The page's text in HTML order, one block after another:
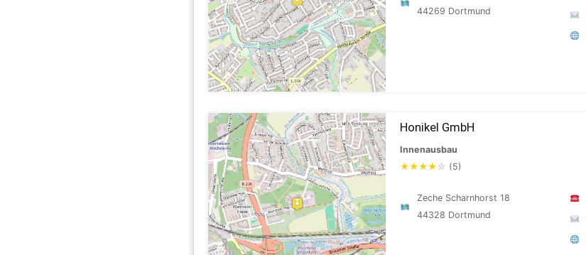
44269 Dortmund
Honikel GmbH
Innenausbau
★★★★ ☆ (5)
Zeche Scharnhorst 18
44328 Dortmund